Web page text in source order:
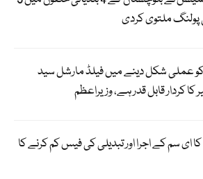
ملتوی کردی
عملی شکل دینے میں فیلڈ مارشل سید
کردار قابل قدر ہے، وزیراعظم
ای سم کے اجرا اور تبدیلی کی فیس کم کرنے کا